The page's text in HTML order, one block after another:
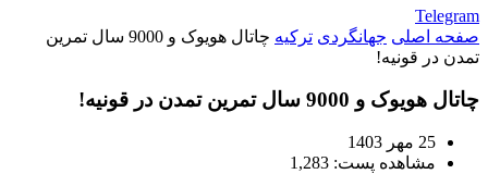
Telegram
صفحه اصلی جهانگردی ترکیه
چاتال هویوک و 9000 سال تمرین
تمدن در قونیه!
چاتال هویوک و 9000 سال تمرین تمدن در قونیه!
25 مهر 1403
مشاهده پست: 1,283